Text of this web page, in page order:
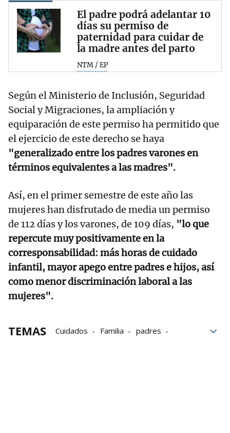
El padre podrá adelantar 10
días su permiso de
paternidad para cuidar de
la madre antes del parto
NTM / EP
Según el Ministerio de Inclusión, Seguridad
Social y Migraciones, la ampliación y
equiparación de este permiso ha permitido que
el ejercicio de este derecho se haya
"generalizado entre los padres varones en
términos equivalentes a las madres".
Así, en el primer semestre de este año las
mujeres han disfrutado de media un permiso
de 112 días y los varones, de 109 días, "lo que
repercute muy positivamente en la
corresponsabilidad: más horas de cuidado
infantil, mayor apego entre padres e hijos, así
como menor discriminación laboral a las
mujeres".
TEMAS Cuidados Familia
padres